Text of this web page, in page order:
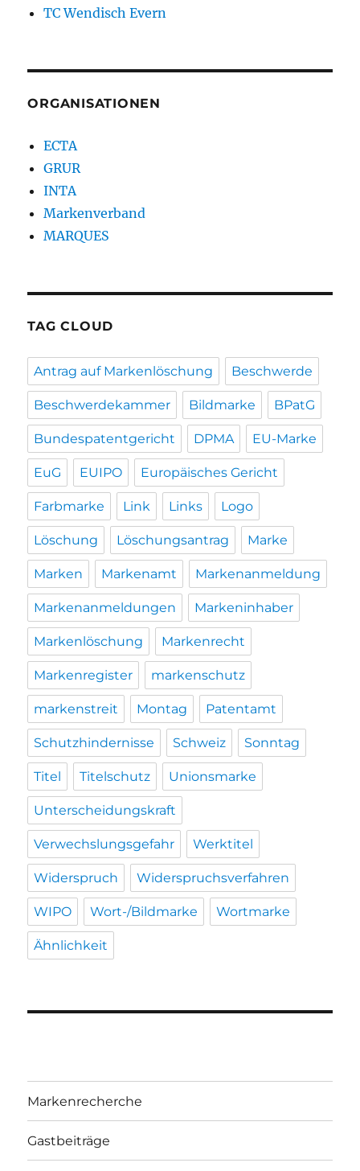
TC Wendisch Evern
ORGANISATIONEN
ECTA
GRUR
INTA
Markenverband
MARQUES
TAG CLOUD
Antrag auf Markenlöschung Beschwerde
Beschwerdekammer Bildmarke BPatG
Bundespatentgericht DPMA EU-Marke
EuG EUIPO Europäisches Gericht
Farbmarke Link Links Logo
Löschung Löschungsantrag Marke
Marken Markenamt Markenanmeldung
Markenanmeldungen Markeninhaber
Markenlöschung Markenrecht
Markenregister markenschutz
markenstreit Montag Patentamt
Schutzhindernisse Schweiz Sonntag
Titel Titelschutz Unionsmarke
Unterscheidungskraft
Verwechslungsgefahr Werktitel
Widerspruch Widerspruchsverfahren
WIPO Wort-/Bildmarke Wortmarke
Ähnlichkeit
Markenrecherche
Gastbeiträge